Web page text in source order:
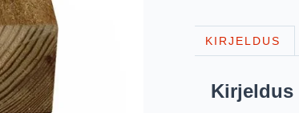
KIRJELDUS
Kirjeldus